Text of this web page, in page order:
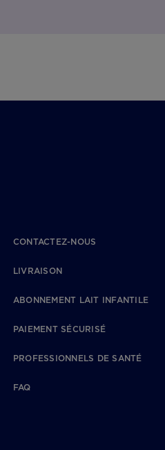
CONTACTEZ-NOUS
LIVRAISON
ABONNEMENT LAIT INFANTILE
PAIEMENT SÉCURISÉ
PROFESSIONNELS DE SANTÉ
FAQ